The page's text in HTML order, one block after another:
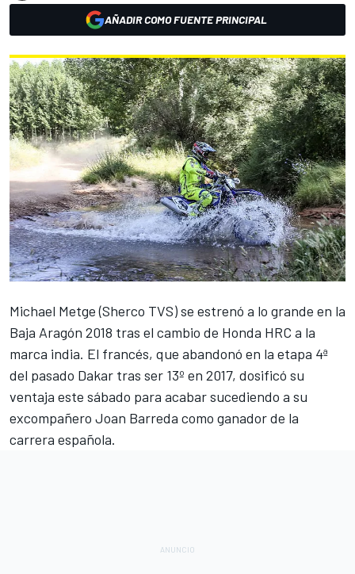
AÑADIR COMO FUENTE PRINCIPAL
Michael Metge (Sherco TVS) se estrenó a lo grande en la
Baja Aragón 2018 tras el cambio de Honda HRC a la
marca india. El francés, que abandonó en la etapa 4ª
del pasado Dakar tras ser 13º en 2017, dosificó su
ventaja este sábado para acabar sucediendo a su
excompañero Joan Barreda como ganador de la
carrera española.